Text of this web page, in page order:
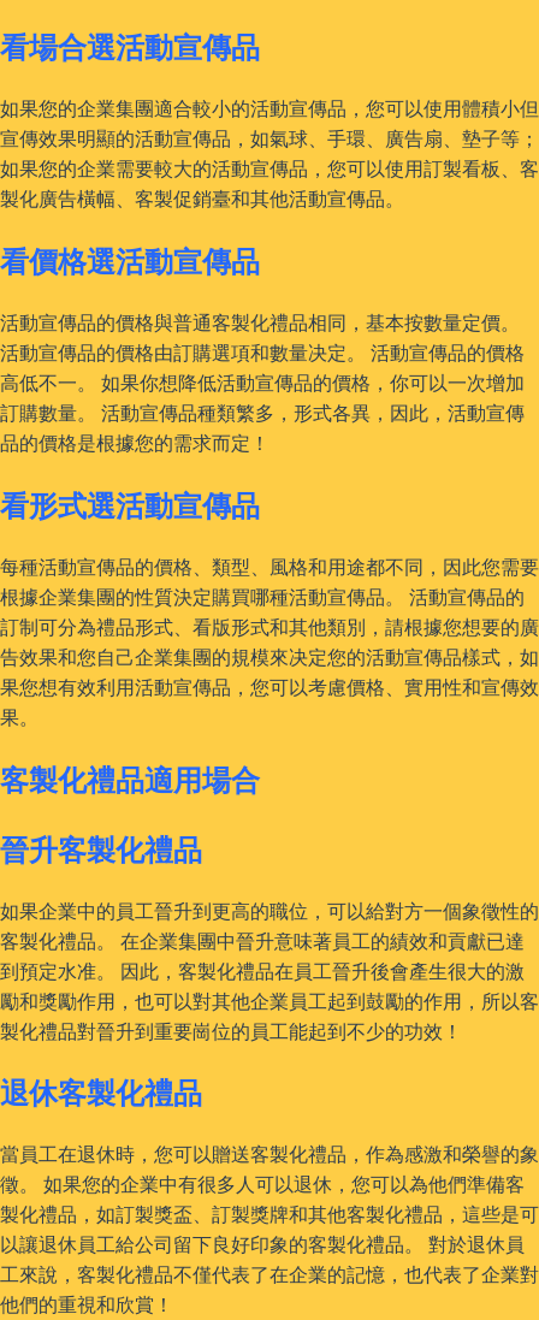
看場合選活動宣傳品
如果您的企業集團適合較小的活動宣傳品，您可以使用體積小但
宣傳效果明顯的活動宣傳品，如氣球、手環、廣告扇、墊子等；
如果您的企業需要較大的活動宣傳品，您可以使用訂製看板、客
製化廣告橫幅、客製促銷臺和其他活動宣傳品。
看價格選活動宣傳品
活動宣傳品的價格與普通客製化禮品相同，基本按數量定價。
活動宣傳品的價格由訂購選項和數量决定。 活動宣傳品的價格
高低不一。 如果你想降低活動宣傳品的價格，你可以一次增加
訂購數量。 活動宣傳品種類繁多，形式各異，因此，活動宣傳
品的價格是根據您的需求而定！
看形式選活動宣傳品
每種活動宣傳品的價格、類型、風格和用途都不同，因此您需要
根據企業集團的性質決定購買哪種活動宣傳品。 活動宣傳品的
訂制可分為禮品形式、看版形式和其他類別，請根據您想要的廣
告效果和您自己企業集團的規模來决定您的活動宣傳品樣式，如
果您想有效利用活動宣傳品，您可以考慮價格、實用性和宣傳效
果。
客製化禮品適用場合
晉升客製化禮品
如果企業中的員工晉升到更高的職位，可以給對方一個象徵性的
客製化禮品。 在企業集團中晉升意味著員工的績效和貢獻已達
到預定水准。 因此，客製化禮品在員工晉升後會產生很大的激
勵和獎勵作用，也可以對其他企業員工起到鼓勵的作用，所以客
製化禮品對晉升到重要崗位的員工能起到不少的功效！
退休客製化禮品
當員工在退休時，您可以贈送客製化禮品，作為感激和榮譽的象
徵。 如果您的企業中有很多人可以退休，您可以為他們準備客
製化禮品，如訂製獎盃、訂製獎牌和其他客製化禮品，這些是可
以讓退休員工給公司留下良好印象的客製化禮品。 對於退休員
工來說，客製化禮品不僅代表了在企業的記憶，也代表了企業對
他們的重視和欣賞！